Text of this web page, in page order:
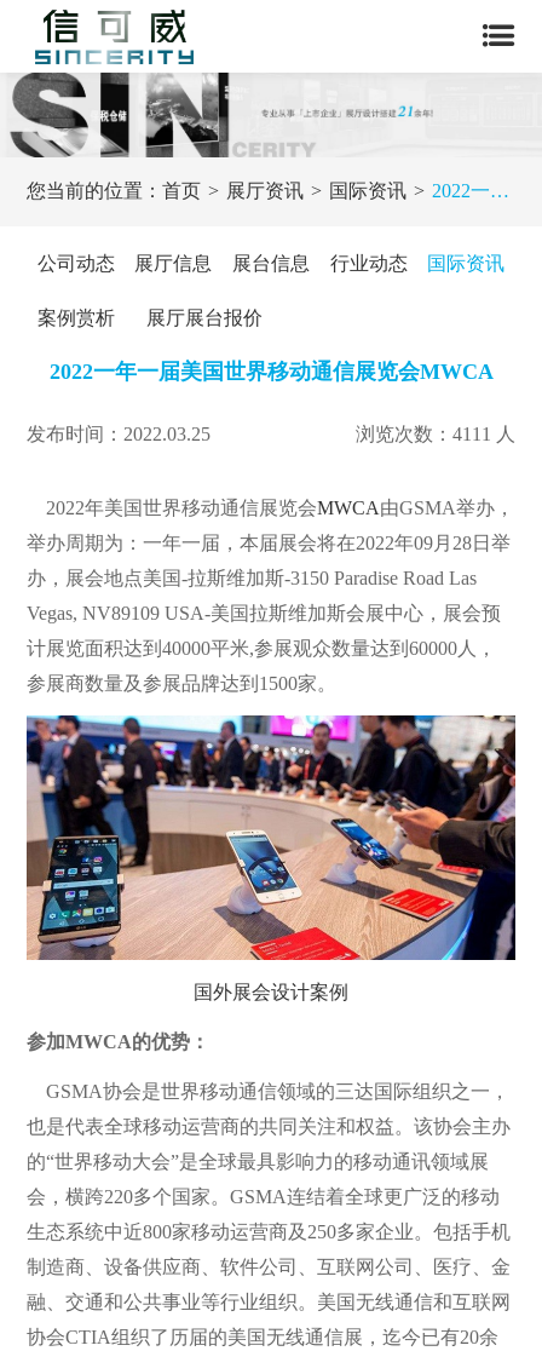
您当前的位置：首页 展厅资讯 国际资讯 2022一年一届美国世界移动通信展览会MWCA
公司动态 展厅信息 展台信息 行业动态 国际资讯
案例赏析 展厅展台报价
2022一年一届美国世界移动通信展览会MWCA
发布时间：2022.03.25 浏览次数：4111 人
2022年美国世界移动通信展览会MWCA由GSMA举办，
举办周期为：一年一届，本届展会将在2022年09月28日举
办，展会地点美国-拉斯维加斯-3150 Paradise Road Las
Vegas, NV89109 USA-美国拉斯维加斯会展中心，展会预
计展览面积达到40000平米,参展观众数量达到60000人，
参展商数量及参展品牌达到1500家。
国外展会设计案例
参加MWCA的优势：
GSMA协会是世界移动通信领域的三达国际组织之一，
也是代表全球移动运营商的共同关注和权益。该协会主办
的“世界移动大会”是全球最具影响力的移动通讯领域展
会，横跨220多个国家。GSMA连结着全球更广泛的移动
生态系统中近800家移动运营商及250多家企业。包括手机
制造商、设备供应商、软件公司、互联网公司、医疗、金
融、交通和公共事业等行业组织。美国无线通信和互联网
协会CTIA组织了历届的美国无线通信展，迄今已有20余